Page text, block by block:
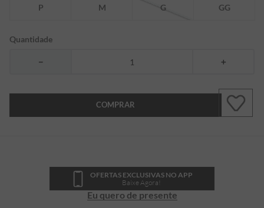
P M G GG
Quantidade
＋
－
COMPRAR
OFERTAS EXCLUSIVAS NO APP
Baixe Agora!
Eu quero de presente